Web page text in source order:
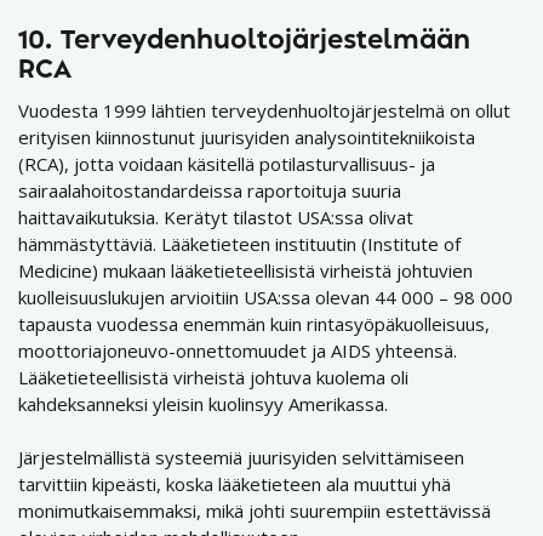
10. Terveydenhuoltojärjestelmään
RCA
Vuodesta 1999 lähtien terveydenhuoltojärjestelmä on ollut
erityisen kiinnostunut juurisyiden analysointitekniikoista
(RCA), jotta voidaan käsitellä potilasturvallisuus- ja
sairaalahoitostandardeissa raportoituja suuria
haittavaikutuksia. Kerätyt tilastot USA:ssa olivat
hämmästyttäviä. Lääketieteen instituutin (Institute of
Medicine) mukaan lääketieteellisistä virheistä johtuvien
kuolleisuuslukujen arvioitiin USA:ssa olevan 44 000 – 98 000
tapausta vuodessa enemmän kuin rintasyöpäkuolleisuus,
moottoriajoneuvo-onnettomuudet ja AIDS yhteensä.
Lääketieteellisistä virheistä johtuva kuolema oli
kahdeksanneksi yleisin kuolinsyy Amerikassa.
Järjestelmällistä systeemiä juurisyiden selvittämiseen
tarvittiin kipeästi, koska lääketieteen ala muuttui yhä
monimutkaisemmaksi, mikä johti suurempiin estettävissä